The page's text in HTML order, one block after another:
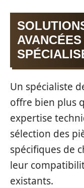
Un spécialiste
offre bien plus
expertise
sélection des
spécifiques de
leur
existants.